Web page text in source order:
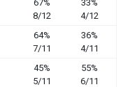
67%
8/12
33%
4/12
64%
7/11
36%
4/11
45%
5/11
55%
6/11